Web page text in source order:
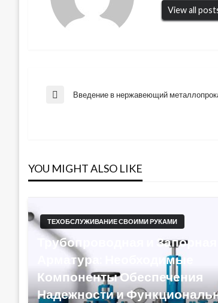
View all
Навигация
записям
Previous
Введение в нержавеющий
YOU MIGHT ALSO LIKE
ТЕХОБСЛУЖИВАНИЕ СВОИМИ РУКАМИ
Трубопроводная и Запорная
Арматура: Необходимые
Компоненты Обеспечения
Надежности и